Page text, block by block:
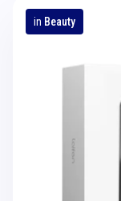
in Beauty